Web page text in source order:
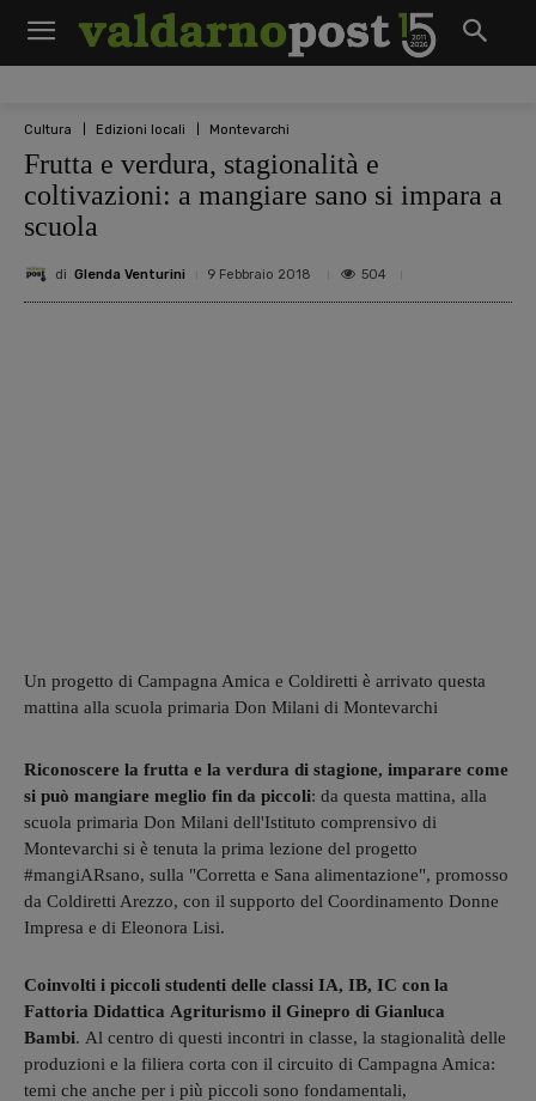
Cultura Edizioni locali Montevarchi
Frutta e verdura, stagionalità e
coltivazioni: a mangiare sano si impara a
scuola
di Glenda Venturini 9 Febbraio 2018 504
Un progetto di Campagna Amica e Coldiretti è arrivato questa
mattina alla scuola primaria Don Milani di Montevarchi
Riconoscere la frutta e la verdura di stagione, imparare come
si può mangiare meglio fin da piccoli: da questa mattina, alla
scuola primaria Don Milani dell'Istituto comprensivo di
Montevarchi si è tenuta la prima lezione del progetto
#mangiARsano, sulla "Corretta e Sana alimentazione", promosso
da Coldiretti Arezzo, con il supporto del Coordinamento Donne
Impresa e di Eleonora Lisi.
Coinvolti i piccoli studenti delle classi IA, IB, IC con la
Fattoria Didattica Agriturismo il Ginepro di Gianluca
Bambi. Al centro di questi incontri in classe, la stagionalità delle
produzioni e la filiera corta con il circuito di Campagna Amica:
temi che anche per i più piccoli sono fondamentali,